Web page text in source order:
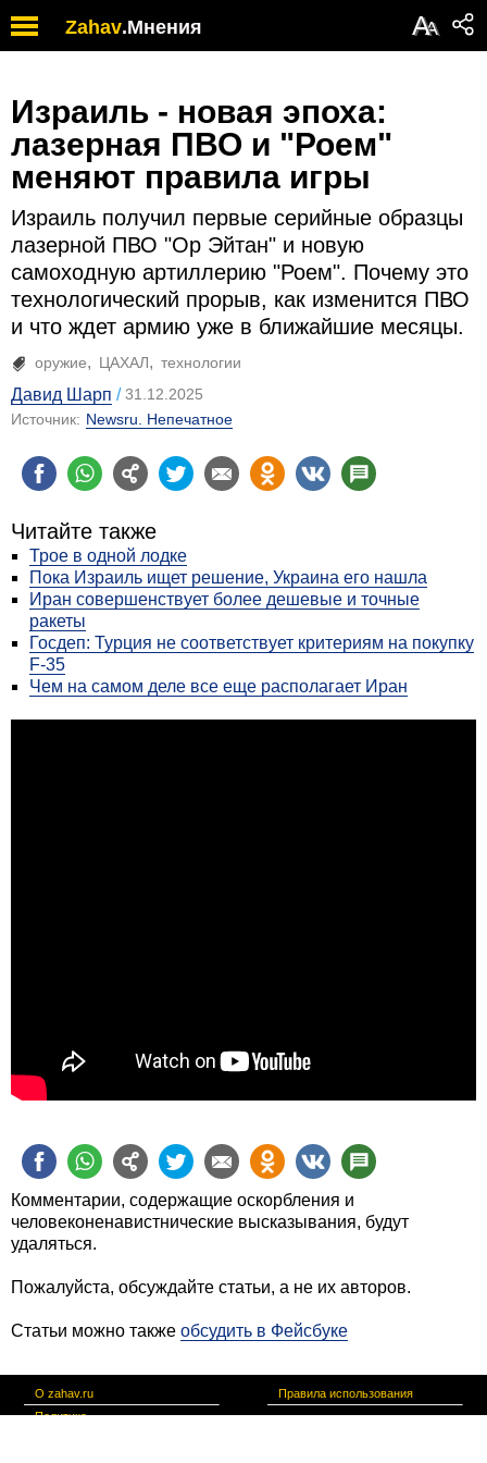
Zahav.Мнения АА
Израиль - новая эпоха:
лазерная ПВО и "Роем"
меняют правила игры
Израиль получил первые серийные образцы
лазерной ПВО "Ор Эйтан" и новую
самоходную артиллерию "Роем". Почему это
технологический прорыв, как изменится ПВО
и что ждет армию уже в ближайшие месяцы.
оружие ЦАХАЛ технологии
Давид Шарп
31.12.2025
Источник: Newsru. Непечатное
Читайте также
Трое в одной лодке
Пока Израиль ищет решение, Украина его нашла
Иран совершенствует более дешевые и точные
ракеты
Госдеп: Турция не соответствует критериям на покупку
F-35
Чем на самом деле все еще располагает Иран
Комментарии, содержащие оскорбления и
человеконенавистнические высказывания, будут
удаляться.
Пожалуйста, обсуждайте статьи, а не их авторов.
Статьи можно также обсудить в Фейсбуке
О zahav.ru
Правила использования
Политика